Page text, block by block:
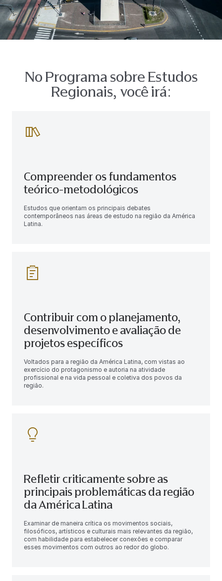
No Programa sobre Estudos
Regionais, você irá:
Compreender os fundamentos
teórico-metodológicos
Estudos que orientam os principais debates
contemporâneos nas áreas de estudo na região da América
Latina.
Contribuir com o planejamento,
desenvolvimento e avaliação de
projetos específicos
Voltados para a região da América Latina, com vistas ao
exercício do protagonismo e autoria na atividade
profissional e na vida pessoal e coletiva dos povos da
região.
Refletir criticamente sobre as
principais problemáticas da região
da América Latina
Examinar de maneira crítica os movimentos sociais,
filosóficos, artísticos e culturais mais relevantes da região,
com habilidade para estabelecer conexões e comparar
esses movimentos com outros ao redor do globo.